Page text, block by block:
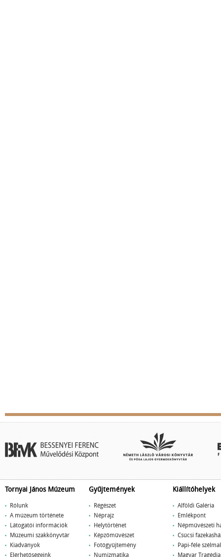
Tornyai János Múzeum
Rólunk
A múzeum története
Látogatói információk
Múzeumi szakkönyvtár
Kiadványok
Elérhetőségeink
Gyűjtemények
Régészet
Néprajz
Helytörténet
Képzőművészet
Fotógyűjtemény
Numizmatika
Kiállítóhelyek
Alföldi Galéria
Emlékpont
Népművészeti
Csúcsi
Papi-féle
Magyar